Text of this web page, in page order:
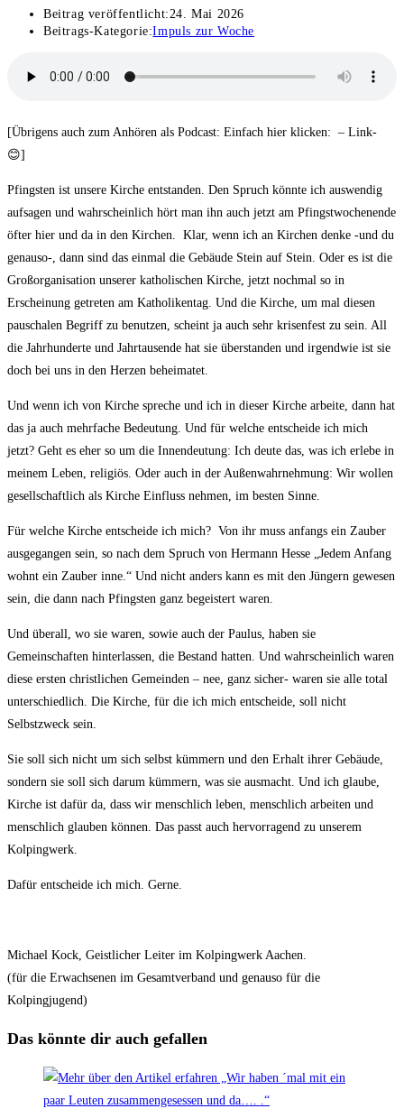
Beitrag veröffentlicht:24. Mai 2026
Beitrags-Kategorie:Impuls zur Woche
[Übrigens auch zum Anhören als Podcast: Einfach hier klicken: – Link-
😊]
Pfingsten ist unsere Kirche entstanden. Den Spruch könnte ich auswendig
aufsagen und wahrscheinlich hört man ihn auch jetzt am Pfingstwochenende
öfter hier und da in den Kirchen. Klar, wenn ich an Kirchen denke -und du
genauso-, dann sind das einmal die Gebäude Stein auf Stein. Oder es ist die
Großorganisation unserer katholischen Kirche, jetzt nochmal so in
Erscheinung getreten am Katholikentag. Und die Kirche, um mal diesen
pauschalen Begriff zu benutzen, scheint ja auch sehr krisenfest zu sein. All
die Jahrhunderte und Jahrtausende hat sie überstanden und irgendwie ist sie
doch bei uns in den Herzen beheimatet.
Und wenn ich von Kirche spreche und ich in dieser Kirche arbeite, dann hat
das ja auch mehrfache Bedeutung. Und für welche entscheide ich mich
jetzt? Geht es eher so um die Innendeutung: Ich deute das, was ich erlebe in
meinem Leben, religiös. Oder auch in der Außenwahrnehmung: Wir wollen
gesellschaftlich als Kirche Einfluss nehmen, im besten Sinne.
Für welche Kirche entscheide ich mich? Von ihr muss anfangs ein Zauber
ausgegangen sein, so nach dem Spruch von Hermann Hesse „Jedem Anfang
wohnt ein Zauber inne.“ Und nicht anders kann es mit den Jüngern gewesen
sein, die dann nach Pfingsten ganz begeistert waren.
Und überall, wo sie waren, sowie auch der Paulus, haben sie
Gemeinschaften hinterlassen, die Bestand hatten. Und wahrscheinlich waren
diese ersten christlichen Gemeinden – nee, ganz sicher- waren sie alle total
unterschiedlich. Die Kirche, für die ich mich entscheide, soll nicht
Selbstzweck sein.
Sie soll sich nicht um sich selbst kümmern und den Erhalt ihrer Gebäude,
sondern sie soll sich darum kümmern, was sie ausmacht. Und ich glaube,
Kirche ist dafür da, dass wir menschlich leben, menschlich arbeiten und
menschlich glauben können. Das passt auch hervorragend zu unserem
Kolpingwerk.
Dafür entscheide ich mich. Gerne.
Michael Kock, Geistlicher Leiter im Kolpingwerk Aachen.
(für die Erwachsenen im Gesamtverband und genauso für die
Kolpingjugend)
Das könnte dir auch gefallen